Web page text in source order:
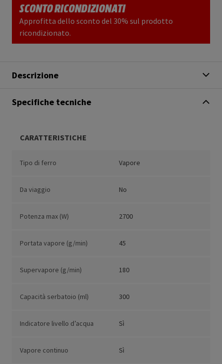
SCONTO RICONDIZIONATI
Approfitta dello sconto del 30% sul prodotto
ricondizionato.
Descrizione
Specifiche tecniche
CARATTERISTICHE
Tipo di ferro Vapore
Da viaggio No
Potenza max (W) 2700
Portata vapore (g/min) 45
Supervapore (g/min) 180
Capacità serbatoio (ml) 300
Indicatore livello d’acqua Sì
Vapore continuo Sì